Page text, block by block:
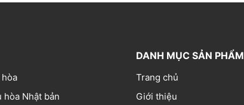
hòa Nhật bản
DANH MỤC SẢN PHẨM
Trang chủ
Giới thiệu